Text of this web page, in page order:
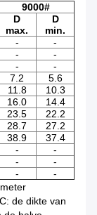
9000#
D
max.
D
min.
-
-
-
-
-
-
7.2
5.6
11.8
10.3
16.0
14.4
23.5
22.2
28.7
27.2
38.9
37.4
-
-
-
-
-
-
de dikte van